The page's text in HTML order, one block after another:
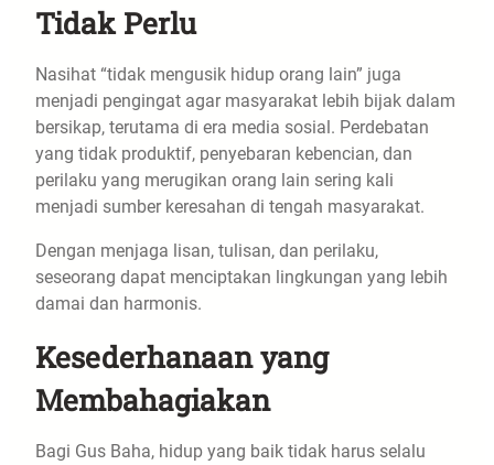
Tidak Perlu
Nasihat “tidak mengusik hidup orang lain” juga
menjadi pengingat agar masyarakat lebih bijak dalam
bersikap, terutama di era media sosial. Perdebatan
yang tidak produktif, penyebaran kebencian, dan
perilaku yang merugikan orang lain sering kali
menjadi sumber keresahan di tengah masyarakat.
Dengan menjaga lisan, tulisan, dan perilaku,
seseorang dapat menciptakan lingkungan yang lebih
damai dan harmonis.
Kesederhanaan yang
Membahagiakan
Bagi Gus Baha, hidup yang baik tidak harus selalu